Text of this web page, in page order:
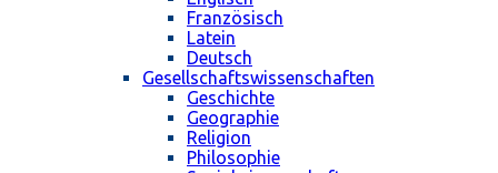
Französisch
Latein
Deutsch
Gesellschaftswissenschaften
Geschichte
Geographie
Religion
Philosophie